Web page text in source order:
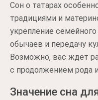
Сон о татарах
традициями и
укрепление
обычаев и передачу
Возможно, вас ждет
с продолжением рода
Значение сна